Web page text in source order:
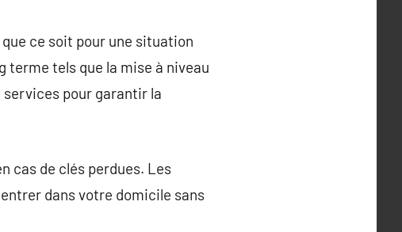
ce soit pour une situation
terme tels que la mise à niveau
pour garantir la
cas de clés perdues. Les
dans votre domicile sans